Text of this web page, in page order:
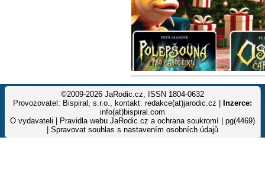
©2009-2026 JaRodic.cz, ISSN 1804-0632
Provozovatel: Bispiral, s.r.o., kontakt: redakce(at)jarodic.cz |
Inzerce:
info(at)bispiral.com
O vydavateli
Pravidla webu JaRodic.cz a ochrana soukromí | pg(4469)
Spravovat souhlas s nastavením osobních údajů